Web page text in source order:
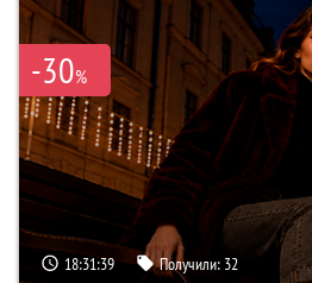
-30%
18:31:38 Получили: 32